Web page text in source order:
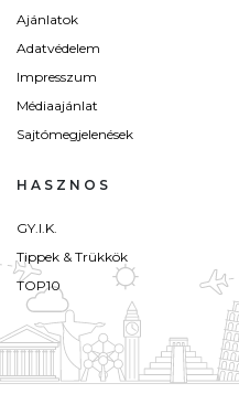
Ajánlatok
Adatvédelem
Impresszum
Médiaajánlat
Sajtómegjelenések
HASZNOS
GY.I.K.
Tippek & Trükkök
TOP10